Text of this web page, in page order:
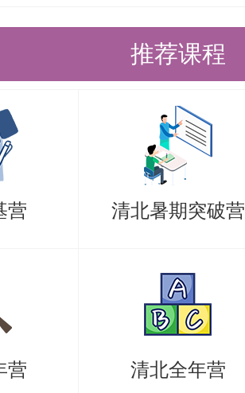
推荐课程
营 清北暑期突破营
营 清北全年营